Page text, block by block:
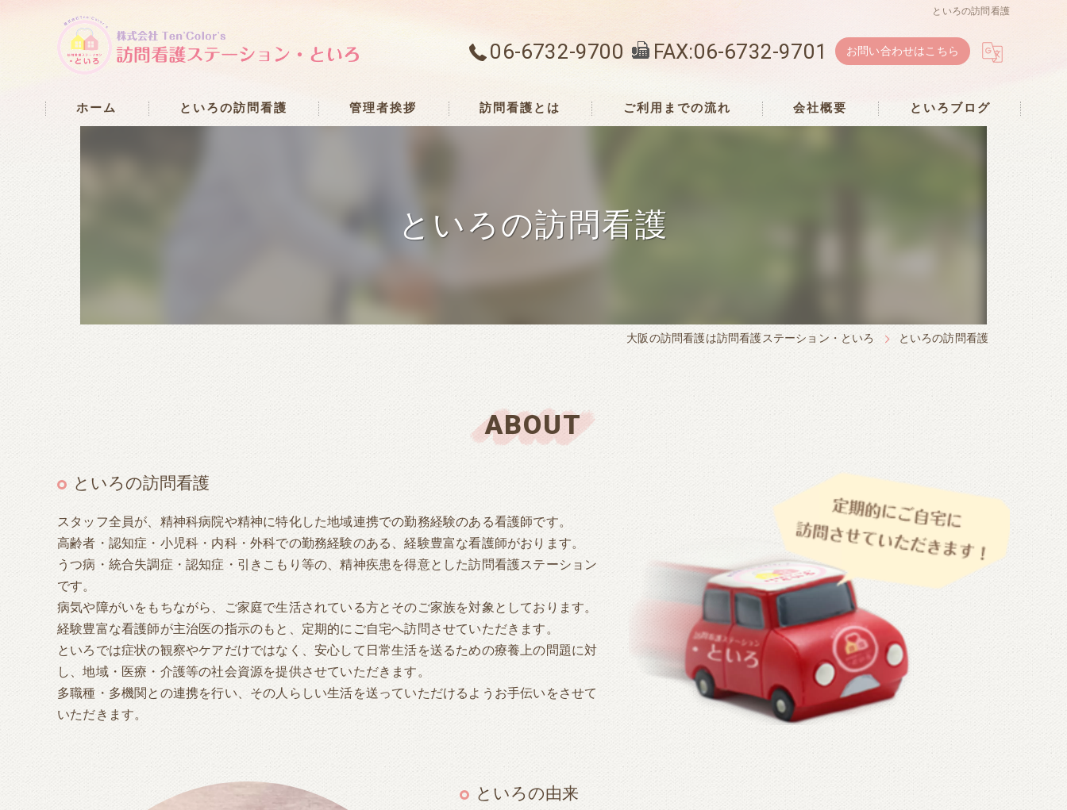
といろの訪問看護
06-6732-9700 FAX:06-6732-9701 お問い合わせはこちら
ホーム といろの訪問看護 管理者挨拶 訪問看護とは ご利用までの流れ 会社概要 といろブログ
といろの訪問看護
大阪の訪問看護は訪問看護ステーション・といろ といろの訪問看護
ABOUT
といろの訪問看護
スタッフ全員が、精神科病院や精神に特化した地域連携での勤務経験のある看護師です。
高齢者・認知症・小児科・内科・外科での勤務経験のある、経験豊富な看護師がおります。
うつ病・統合失調症・認知症・引きこもり等の、精神疾患を得意とした訪問看護ステーション
です。
病気や障がいをもちながら、ご家庭で生活されている方とそのご家族を対象としております。
経験豊富な看護師が主治医の指示のもと、定期的にご自宅へ訪問させていただきます。
といろでは症状の観察やケアだけではなく、安心して日常生活を送るための療養上の問題に対
し、地域・医療・介護等の社会資源を提供させていただきます。
多職種・多機関との連携を行い、その人らしい生活を送っていただけるようお手伝いをさせて
いただきます。
といろの由来